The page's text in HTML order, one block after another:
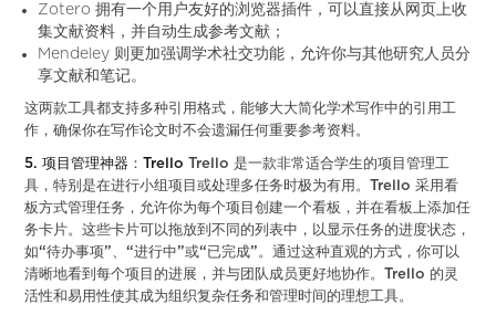
Zotero 拥有一个用户友好的浏览器插件，可以直接从网页上收
集文献资料，并自动生成参考文献；
Mendeley 则更加强调学术社交功能，允许你与其他研究人员分
享文献和笔记。
这两款工具都支持多种引用格式，能够大大简化学术写作中的引用工
作，确保你在写作论文时不会遗漏任何重要参考资料。
5. 项目管理神器 ：Trello Trello 是一款非常适合学生的项目管理工
具，特别是在进行小组项目或处理多任务时极为有用。Trello 采用看
板方式管理任务，允许你为每个项目创建一个看板，并在看板上添加任
务卡片。这些卡片可以拖放到不同的列表中，以显示任务的进度状态，
如“待办事项”、“进行中”或“已完成”。通过这种直观的方式，你可以
清晰地看到每个项目的进展，并与团队成员更好地协作。Trello 的灵
活性和易用性使其成为组织复杂任务和管理时间的理想工具。